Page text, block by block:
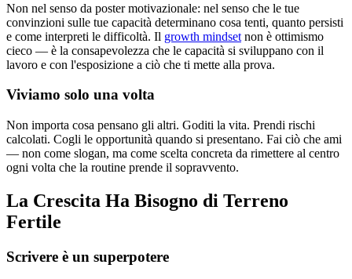
Non nel senso da poster motivazionale: nel senso che le tue
convinzioni sulle tue capacità determinano cosa tenti, quanto persisti
e come interpreti le difficoltà. Il growth mindset non è ottimismo
cieco — è la consapevolezza che le capacità si sviluppano con il
lavoro e con l'esposizione a ciò che ti mette alla prova.
Viviamo solo una volta
Non importa cosa pensano gli altri. Goditi la vita. Prendi rischi
calcolati. Cogli le opportunità quando si presentano. Fai ciò che ami
— non come slogan, ma come scelta concreta da rimettere al centro
ogni volta che la routine prende il sopravvento.
La Crescita Ha Bisogno di Terreno
Fertile
Scrivere è un superpotere